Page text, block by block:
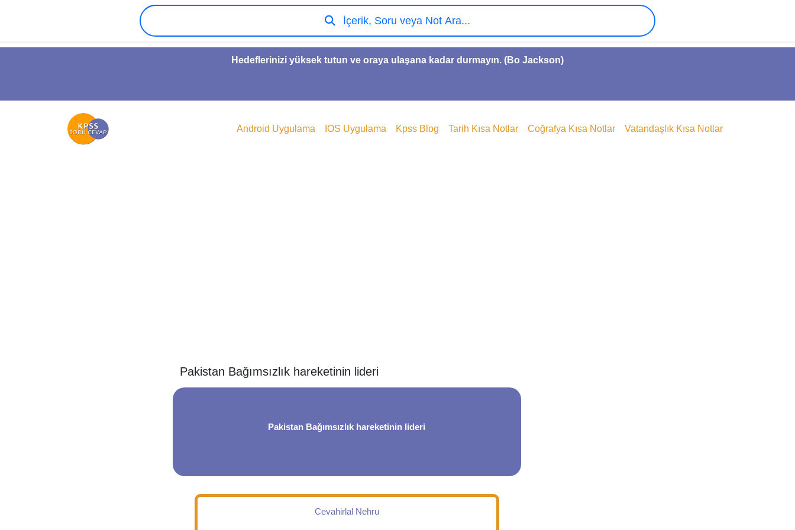
Hedeflerinizi yüksek tutun ve oraya ulaşana kadar durmayın. (Bo Jackson)
İçerik, Soru veya Not Ara...
Android Uygulama IOS Uygulama Kpss Blog Tarih Kısa Notlar Coğrafya Kısa Notlar Vatandaşlık Kısa Notlar
Pakistan Bağımsızlık hareketinin lideri
Pakistan Bağımsızlık hareketinin lideri
Cevahirlal Nehru